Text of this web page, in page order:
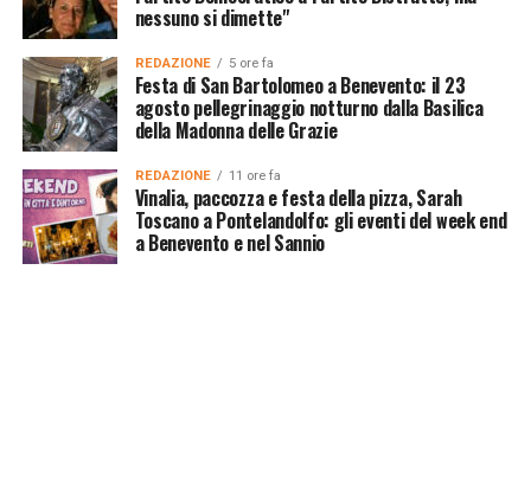
nessuno si dimette"
REDAZIONE 5 ore fa
Festa di San Bartolomeo a Benevento: il 23
agosto pellegrinaggio notturno dalla Basilica
della Madonna delle Grazie
REDAZIONE 11 ore fa
Vinalia, paccozza e festa della pizza, Sarah
Toscano a Pontelandolfo: gli eventi del week end
a Benevento e nel Sannio